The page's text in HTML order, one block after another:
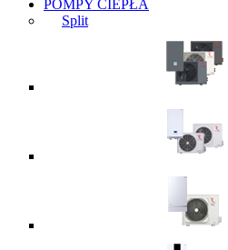
POMPY CIEPŁA
Split